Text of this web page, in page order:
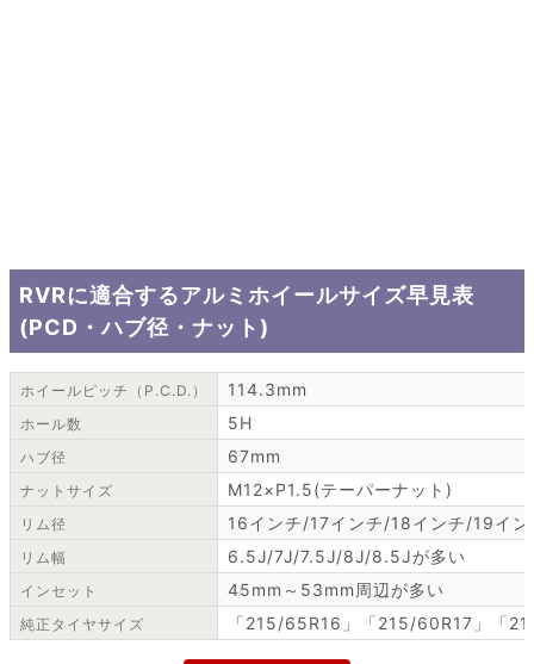
RVRに適合するアルミホイールサイズ早見表
(PCD・ハブ径・ナット)
ホイールピッチ（P.C.D.） 114.3mm
ホール数 5H
ハブ径 67mm
ナットサイズ M12×P1.5(テーパーナット)
リム径 16インチ/17インチ/18インチ/19イン
リム幅 6.5J/7J/7.5J/8J/8.5Jが多い
インセット 45mm～53mm周辺が多い
純正タイヤサイズ 「215/65R16」「215/60R17」「